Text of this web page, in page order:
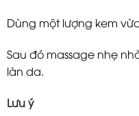
Dùng một lượng kem
Sau đó massage nhẹ
làn da.
Lưu ý